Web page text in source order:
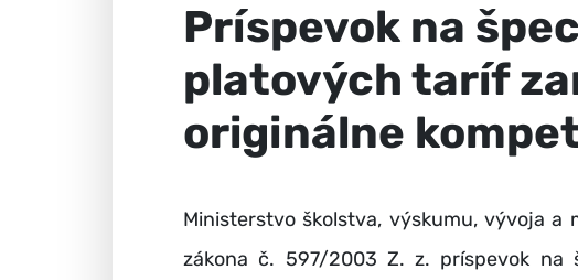
Príspevok na
platových taríf
originálne
Ministerstvo školstva, výskumu, vývoja a
zákona č. 597/2003 Z. z. príspevok na